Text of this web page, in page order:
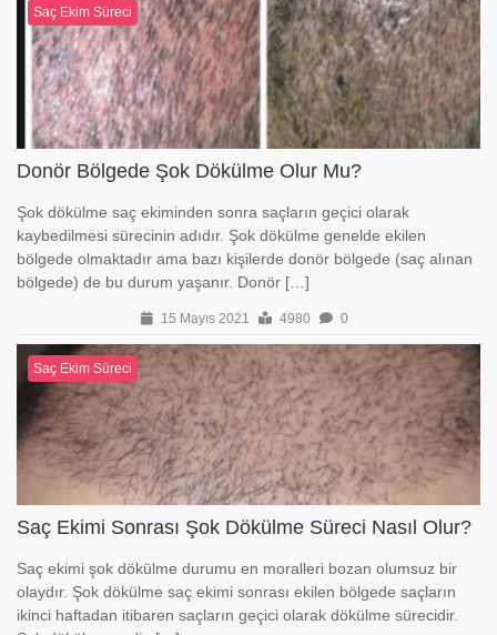
Saç Ekim Süreci
Donör Bölgede Şok Dökülme Olur Mu?
Şok dökülme saç ekiminden sonra saçların geçici olarak
kaybedilmesi sürecinin adıdır. Şok dökülme genelde ekilen
bölgede olmaktadır ama bazı kişilerde donör bölgede (saç alınan
bölgede) de bu durum yaşanır. Donör […]
15 Mayıs 2021 4980 0
Saç Ekim Süreci
Saç Ekimi Sonrası Şok Dökülme Süreci Nasıl Olur?
Saç ekimi şok dökülme durumu en moralleri bozan olumsuz bir
olaydır. Şok dökülme saç ekimi sonrası ekilen bölgede saçların
ikinci haftadan itibaren saçların geçici olarak dökülme sürecidir.